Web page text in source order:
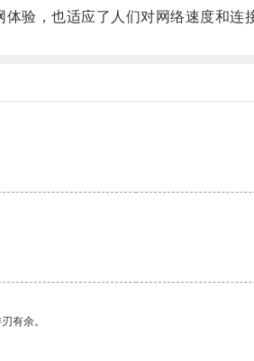
，也适应了人们对网络速度和连
有余。